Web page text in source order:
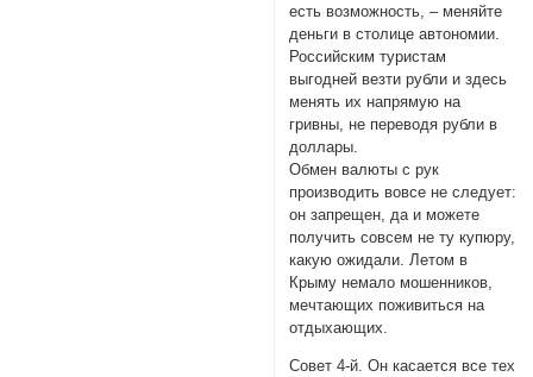
есть возможность, – меняйте
деньги в столице автономии.
Российским туристам
выгодней везти рубли и здесь
менять их напрямую на
гривны, не переводя рубли в
доллары.
Обмен валюты с рук
производить вовсе не следует:
он запрещен, да и можете
получить совсем не ту купюру,
какую ожидали. Летом в
Крыму немало мошенников,
мечтающих поживиться на
отдыхающих.
Совет 4-й. Он касается все тех